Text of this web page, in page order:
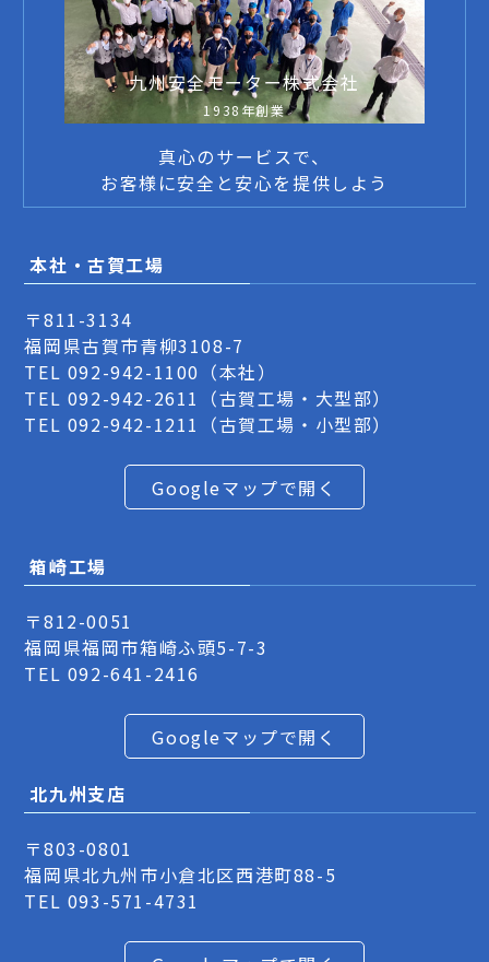
九州安全モーター株式会社
1938年創業
真心のサービスで、
お客様に安全と安心を提供しよう
本社・古賀工場
〒811-3134
福岡県古賀市青柳3108-7
TEL 092-942-1100 （本社）
TEL 092-942-2611
（古賀工場・大型部）
TEL 092-942-1211 （古賀工場・小型部）
Googleマップで開く
箱崎工場
〒812-0051
福岡県福岡市箱崎ふ頭5-7-3
TEL 092-641-2416
Googleマップで開く
北九州支店
〒803-0801
福岡県北九州市小倉北区西港町88-5
TEL 093-571-4731